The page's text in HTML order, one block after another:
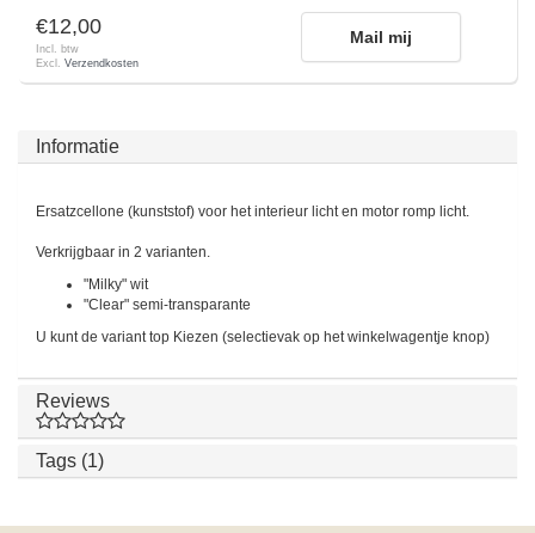
€12,00
Incl. btw
Excl. Verzendkosten
Mail mij
Informatie
Ersatzcellone (kunststof) voor het interieur licht en motor romp licht.
Verkrijgbaar in 2 varianten.
"Milky" wit
"Clear" semi-transparante
U kunt de variant top Kiezen (selectievak op het winkelwagentje knop)
Reviews
Tags (1)